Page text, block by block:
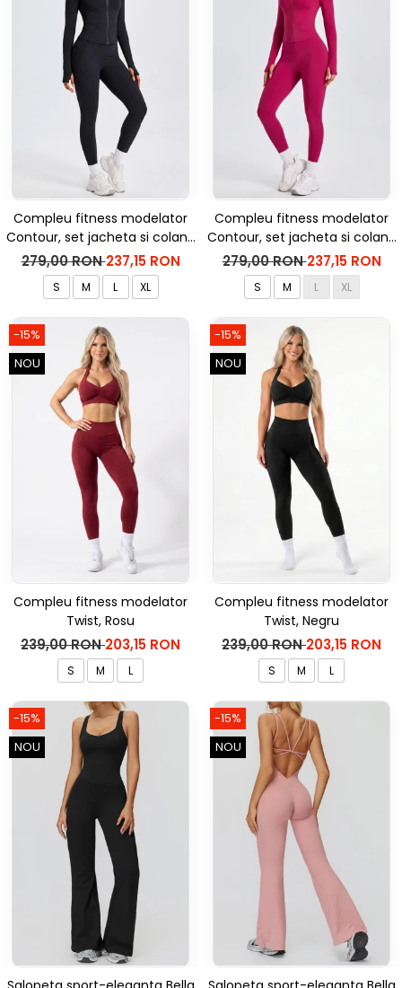
Compleu fitness modelator
Contour, set jacheta si colanti
cu talie inalta, Negru
279,00 RON237,15 RON
S M L XL
Compleu fitness modelator
Contour, set jacheta si colanti
cu talie inalta, Rosu Aprins
279,00 RON237,15 RON
S M L XL
-15%
NOU
Compleu fitness modelator
Twist, Rosu
239,00 RON203,15 RON
S M L
-15%
NOU
Compleu fitness modelator
Twist, Negru
239,00 RON203,15 RON
S M L
-15%
NOU
-15%
NOU